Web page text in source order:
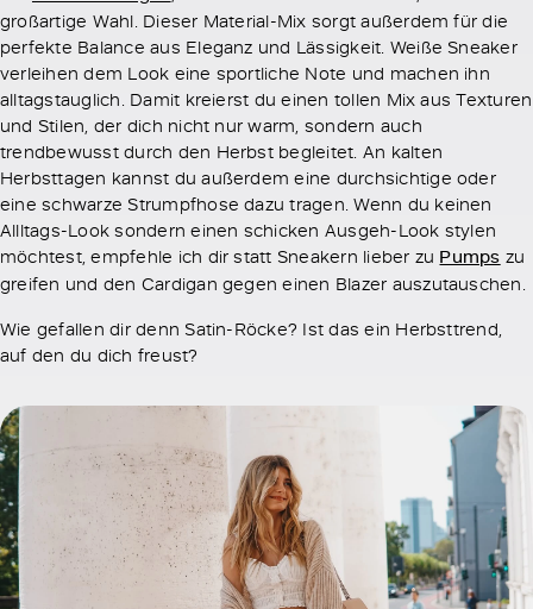
großartige Wahl. Dieser Material-Mix sorgt außerdem für die
perfekte Balance aus Eleganz und Lässigkeit. Weiße Sneaker
verleihen dem Look eine sportliche Note und machen ihn
alltagstauglich. Damit kreierst du einen tollen Mix aus Texturen
und Stilen, der dich nicht nur warm, sondern auch
trendbewusst durch den Herbst begleitet. An kalten
Herbsttagen kannst du außerdem eine durchsichtige oder
eine schwarze Strumpfhose dazu tragen. Wenn du keinen
Allltags-Look sondern einen schicken Ausgeh-Look stylen
möchtest, empfehle ich dir statt Sneakern lieber zu Pumps zu
greifen und den Cardigan gegen einen Blazer auszutauschen.
Wie gefallen dir denn Satin-Röcke? Ist das ein Herbsttrend,
auf den du dich freust?